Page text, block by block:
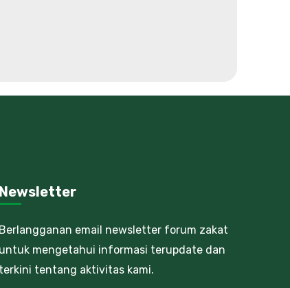
Newsletter
Berlangganan email newsletter forum zakat
untuk mengetahui informasi terupdate dan
terkini tentang aktivitas kami.